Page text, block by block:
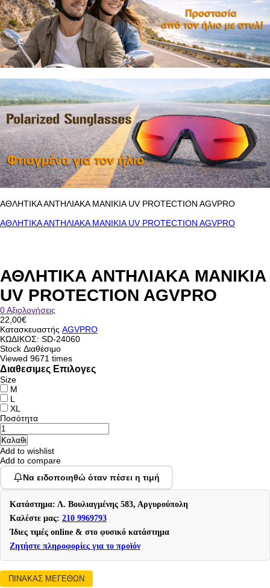
ΑΘΛΗΤΙΚΑ ΑΝΤΗΛΙΑΚΑ ΜΑΝΙΚΙΑ UV PROTECTION AGVPRO
ΑΘΛΗΤΙΚΑ ΑΝΤΗΛΙΑΚΑ ΜΑΝΙΚΙΑ UV PROTECTION AGVPRO
ΑΘΛΗΤΙΚΑ ΑΝΤΗΛΙΑΚΑ ΜΑΝΙΚΙΑ
UV PROTECTION AGVPRO
0 Αξιολογήσεις
22,00€
Κατασκευαστής AGVPRO
ΚΩΔΙΚΟΣ: SD-24060
Stock Διαθέσιμο
Viewed 9671 times
Διαθεσιμες Επιλογες
Size
M
L
XL
Ποσότητα
Add to wishlist
Add to compare
Να ειδοποιηθώ όταν πέσει η τιμή
Κατάστημα: Λ. Βουλιαγμένης 583, Αργυρούπολη
Καλέστε μας: 210 9969793
Ίδιες τιμές online & στο φυσικό κατάστημα
Ζητήστε πληροφορίες για το προϊόν
ΠΙΝΑΚΑΣ ΜΕΓΕΘΩΝ